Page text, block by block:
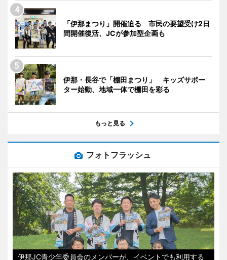
「伊那まつり」開催迫る 市民の要望受け2日
間開催復活、JCが参加型企画も
伊那・長谷で「棚田まつり」 キッズサポー
ター始動、地域一体で棚田を彩る
もっと見る
フォトフラッシュ
伊那JC青少年委員会のメンバーが、イベントでも利用する